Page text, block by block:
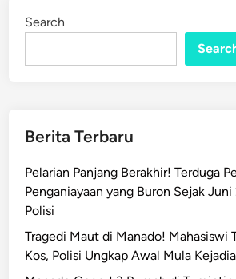
Search
Berita Terbaru
Pelarian Panjang Berakhir! Terduga
Penganiayaan yang Buron Sejak
Polisi
Tragedi Maut di Manado! Mahasiswi
Kos, Polisi Ungkap Awal Mula